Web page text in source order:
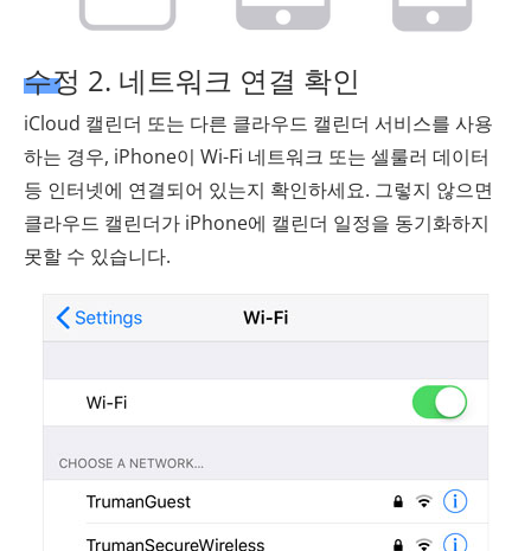
수정 2. 네트워크 연결 확인
iCloud 캘린더 또는 다른 클라우드 캘린더 서비스를 사용
하는 경우, iPhone이 Wi-Fi 네트워크 또는 셀룰러 데이터
등 인터넷에 연결되어 있는지 확인하세요. 그렇지 않으면
클라우드 캘린더가 iPhone에 캘린더 일정을 동기화하지
못할 수 있습니다.